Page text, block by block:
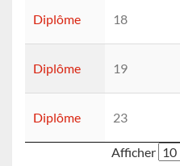
Diplôme 18
Diplôme 19
Diplôme 23
Afficher